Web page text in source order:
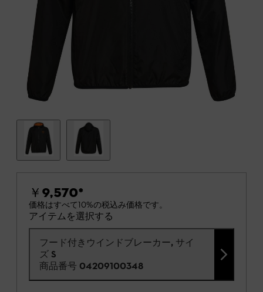
￥9,570*
価格はすべて10%の税込み価格です。
アイテムを選択する
フード付きウインドブレーカー, サイ
ズ S
商品番号 04209100348